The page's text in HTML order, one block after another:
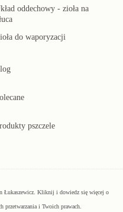
oddechowy - zioła na
do waporyzacji
pszczele
Łukaszewicz. Kliknij i dowiedz się więcej o
przetwarzania i Twoich prawach.